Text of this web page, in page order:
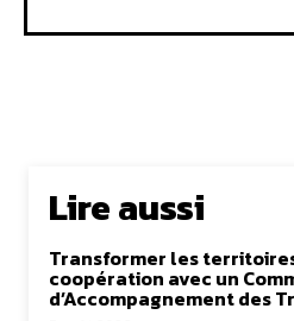
Lire aussi
Transformer les
coopération avec un
d’Accompagnement des